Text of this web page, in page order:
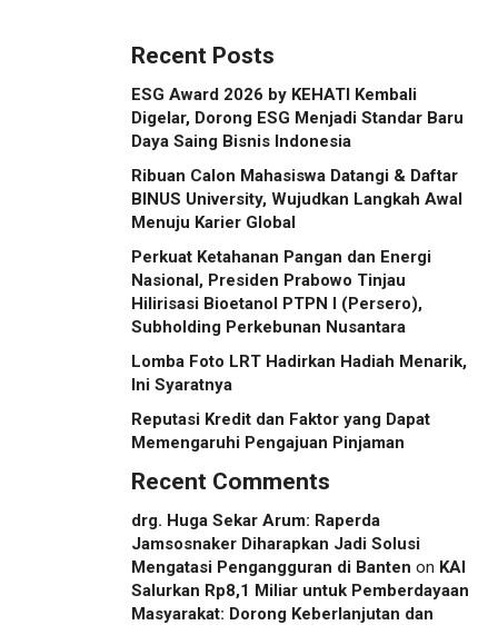
Kota Tuan Rumah
Recent Posts
ESG Award 2026 by KEHATI Kembali
Digelar, Dorong ESG Menjadi Standar Baru
Daya Saing Bisnis Indonesia
Ribuan Calon Mahasiswa Datangi & Daftar
BINUS University, Wujudkan Langkah Awal
Menuju Karier Global
Perkuat Ketahanan Pangan dan Energi
Nasional, Presiden Prabowo Tinjau
Hilirisasi Bioetanol PTPN I (Persero),
Subholding Perkebunan Nusantara
Lomba Foto LRT Hadirkan Hadiah Menarik,
Ini Syaratnya
Reputasi Kredit dan Faktor yang Dapat
Memengaruhi Pengajuan Pinjaman
Recent Comments
drg. Huga Sekar Arum: Raperda
Jamsosnaker Diharapkan Jadi Solusi
Mengatasi Pengangguran di Banten on KAI
Salurkan Rp8,1 Miliar untuk Pemberdayaan
Masyarakat: Dorong Keberlanjutan dan